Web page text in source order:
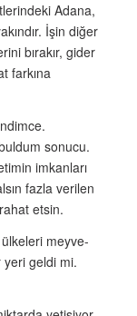
Adana,
İşin diğer
bırakır, gider
farkına
sonucu.
imkanları
fazla verilen
etsin.
meyve-
yeri geldi mi.